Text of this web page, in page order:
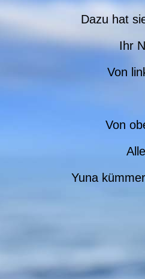
Dazu hat
Ihr
Von
Von
Yuna